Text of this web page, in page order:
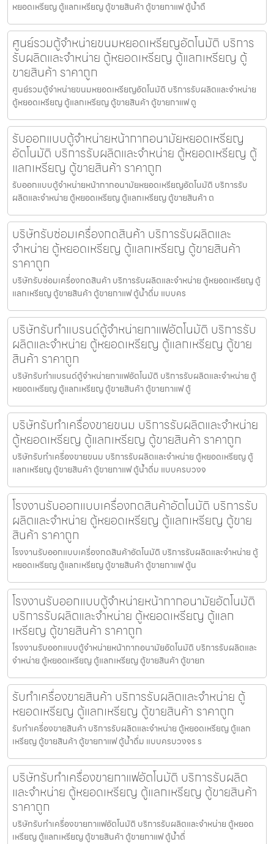
หยอดเหรียญ ตู้แลกเหรียญ ตู้ขายสินค้า ตู้ขายกาแฟ ตู้น้ำดื
ศูนย์รวมตู้จำหน่ายขนมหยอดเหรียญ​​อัตโนมัติ บริการ
รับผลิตและจำหน่าย ตู้หยอดเหรียญ ตู้แลกเหรียญ ตู้
ขายสินค้า ราคาถูก
ศูนย์รวมตู้จำหน่ายขนมหยอดเหรียญ​​อัตโนมัติ บริการรับผลิตและจำหน่าย
ตู้หยอดเหรียญ ตู้แลกเหรียญ ตู้ขายสินค้า ตู้ขายกาแฟ ตู
รับออกแบบตู้จำหน่ายหน้ากากอนามัยหยอดเหรียญ​​​
อัตโนมัติ บริการรับผลิตและจำหน่าย ตู้หยอดเหรียญ ตู้
แลกเหรียญ ตู้ขายสินค้า ราคาถูก
รับออกแบบตู้จำหน่ายหน้ากากอนามัยหยอดเหรียญ​​​อัตโนมัติ บริการรับ
ผลิตและจำหน่าย ตู้หยอดเหรียญ ตู้แลกเหรียญ ตู้ขายสินค้า ต
บริษัทรับซ่อมเครื่องกดสินค้า บริการรับผลิตและ
จำหน่าย ตู้หยอดเหรียญ ตู้แลกเหรียญ ตู้ขายสินค้า
ราคาถูก
บริษัทรับซ่อมเครื่องกดสินค้า บริการรับผลิตและจำหน่าย ตู้หยอดเหรียญ ตู้
แลกเหรียญ ตู้ขายสินค้า ตู้ขายกาแฟ ตู้น้ำดื่ม แบบคร
บริษัทรับทำแบรนด์ตู้จำหน่ายกาแฟ​อัตโนมัติ บริการรับ
ผลิตและจำหน่าย ตู้หยอดเหรียญ ตู้แลกเหรียญ ตู้ขาย
สินค้า ราคาถูก
บริษัทรับทำแบรนด์ตู้จำหน่ายกาแฟ​อัตโนมัติ บริการรับผลิตและจำหน่าย ตู้
หยอดเหรียญ ตู้แลกเหรียญ ตู้ขายสินค้า ตู้ขายกาแฟ ตู้
บริษัทรับทำเครื่องขายขนม บริการรับผลิตและจำหน่าย
ตู้หยอดเหรียญ ตู้แลกเหรียญ ตู้ขายสินค้า ราคาถูก
บริษัทรับทำเครื่องขายขนม บริการรับผลิตและจำหน่าย ตู้หยอดเหรียญ ตู้
แลกเหรียญ ตู้ขายสินค้า ตู้ขายกาแฟ ตู้น้ำดื่ม แบบครบวงจ
โรงงานรับออกแบบเครื่องกดสินค้า​อัตโนมัติ บริการรับ
ผลิตและจำหน่าย ตู้หยอดเหรียญ ตู้แลกเหรียญ ตู้ขาย
สินค้า ราคาถูก
โรงงานรับออกแบบเครื่องกดสินค้า​อัตโนมัติ บริการรับผลิตและจำหน่าย ตู้
หยอดเหรียญ ตู้แลกเหรียญ ตู้ขายสินค้า ตู้ขายกาแฟ ตู้น
โรงงานรับออกแบบตู้จำหน่ายหน้ากากอนามัย​อัตโนมัติ
บริการรับผลิตและจำหน่าย ตู้หยอดเหรียญ ตู้แลก
เหรียญ ตู้ขายสินค้า ราคาถูก
โรงงานรับออกแบบตู้จำหน่ายหน้ากากอนามัย​อัตโนมัติ บริการรับผลิตและ
จำหน่าย ตู้หยอดเหรียญ ตู้แลกเหรียญ ตู้ขายสินค้า ตู้ขายก
รับทำเครื่องขายสินค้า บริการรับผลิตและจำหน่าย ตู้
หยอดเหรียญ ตู้แลกเหรียญ ตู้ขายสินค้า ราคาถูก
รับทำเครื่องขายสินค้า บริการรับผลิตและจำหน่าย ตู้หยอดเหรียญ ตู้แลก
เหรียญ ตู้ขายสินค้า ตู้ขายกาแฟ ตู้น้ำดื่ม แบบครบวงจร ร
บริษัทรับทำเครื่องขายกาแฟ​อัตโนมัติ บริการรับผลิต
และจำหน่าย ตู้หยอดเหรียญ ตู้แลกเหรียญ ตู้ขายสินค้า
ราคาถูก
บริษัทรับทำเครื่องขายกาแฟ​อัตโนมัติ บริการรับผลิตและจำหน่าย ตู้หยอด
เหรียญ ตู้แลกเหรียญ ตู้ขายสินค้า ตู้ขายกาแฟ ตู้น้ำดื่